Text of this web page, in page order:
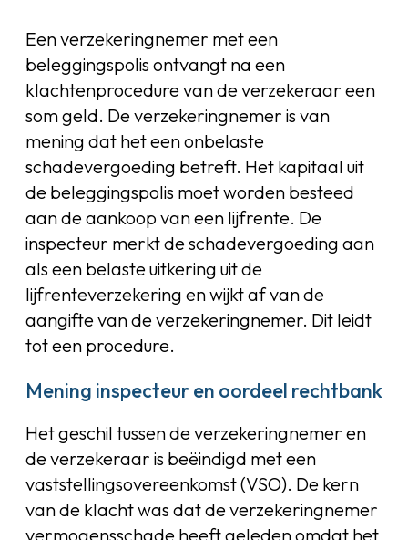
Een verzekeringnemer met een
beleggingspolis ontvangt na een
klachtenprocedure van de verzekeraar een
som geld. De verzekeringnemer is van
mening dat het een onbelaste
schadevergoeding betreft. Het kapitaal uit
de beleggingspolis moet worden besteed
aan de aankoop van een lijfrente. De
inspecteur merkt de schadevergoeding aan
als een belaste uitkering uit de
lijfrenteverzekering en wijkt af van de
aangifte van de verzekeringnemer. Dit leidt
tot een procedure.
Mening inspecteur en oordeel rechtbank
Het geschil tussen de verzekeringnemer en
de verzekeraar is beëindigd met een
vaststellingsovereenkomst (VSO). De kern
van de klacht was dat de verzekeringnemer
vermogensschade heeft geleden omdat het